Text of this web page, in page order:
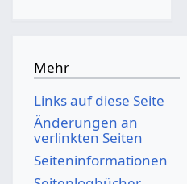
Mehr
Links auf diese Seite
Änderungen an
verlinkten Seiten
Seiten­­informationen